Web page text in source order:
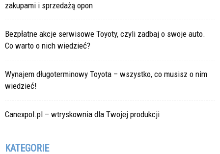
zakupami i sprzedażą opon
Bezpłatne akcje serwisowe Toyoty, czyli zadbaj o swoje auto.
Co warto o nich wiedzieć?
Wynajem długoterminowy Toyota – wszystko, co musisz o nim
wiedzieć!
Canexpol.pl – wtryskownia dla Twojej produkcji
KATEGORIE